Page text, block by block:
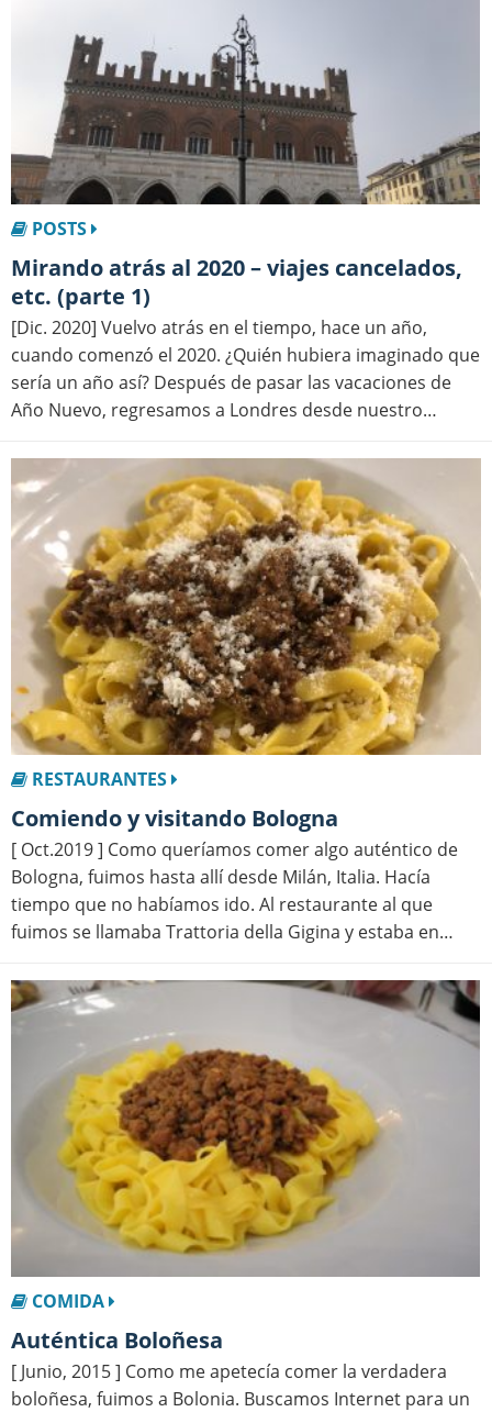
POSTS
Mirando atrás al 2020 – viajes cancelados,
etc. (parte 1)
[Dic. 2020] Vuelvo atrás en el tiempo, hace un año,
cuando comenzó el 2020. ¿Quién hubiera imaginado que
sería un año así? Después de pasar las vacaciones de
Año Nuevo, regresamos a Londres desde nuestro…
RESTAURANTES
Comiendo y visitando Bologna
[ Oct.2019 ] Como queríamos comer algo auténtico de
Bologna, fuimos hasta allí desde Milán, Italia. Hacía
tiempo que no habíamos ido. Al restaurante al que
fuimos se llamaba Trattoria della Gigina y estaba en…
COMIDA
Auténtica Boloñesa
[ Junio, 2015 ] Como me apetecía comer la verdadera
boloñesa, fuimos a Bolonia. Buscamos Internet para un